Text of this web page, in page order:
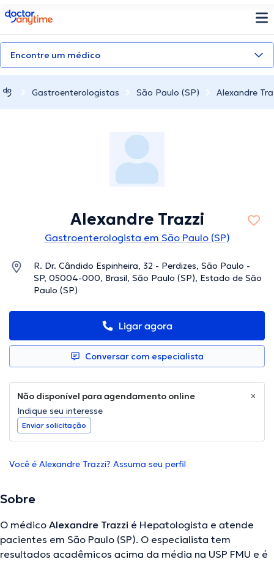
doctoranytime
Encontre um médico
Gastroenterologistas São Paulo (SP) Alexandre
Alexandre Trazzi
Gastroenterologista em São Paulo (SP)
R. Dr. Cândido Espinheira, 32 - Perdizes, São Paulo -
SP, 05004-000, Brasil, São Paulo (SP), Estado de São
Paulo (SP)
Ligar agora
Conversar com especialista
Não disponível para agendamento online
Indique seu interesse
Enviar solicitação
Você é Alexandre Trazzi? Assuma seu perfil
Sobre
O médico Alexandre Trazzi é Hepatologista e atende
pacientes em São Paulo (SP). O especialista tem
resultados acadêmicos acima da média na USP FMU e é